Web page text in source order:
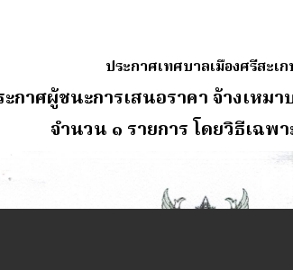
ประกาศเทศบาลเมืองศรีสะเ
กาศผู้ชนะการเสนอราคา จ้างเห
จํานวน ๑ รายการ โดยวิธีเฉพา